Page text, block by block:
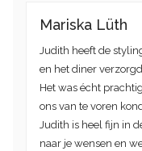
Mariska Lüth
Judith heeft de
en het diner
Het was écht
ons van te voren
Judith is heel fijn in
naar je wensen en